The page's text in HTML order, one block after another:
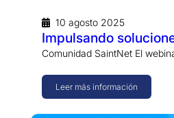
10 agosto 2025
Impulsando
Comunidad SaintNet El
Leer más información